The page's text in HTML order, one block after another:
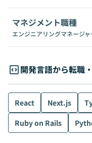
マネジメント職種
エンジニアリングマネージ
開発言語から転職
React Next.js
Ruby on Rails